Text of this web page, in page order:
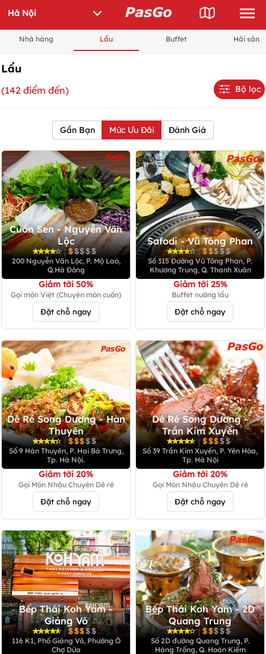
Nhà hàng Lẩu Buffet Hải sản
Lẩu
(142 điểm đến) Bộ lọc
Gần Bạn Mức Ưu Đãi Đánh Giá
Cuốn Sen - Nguyễn Văn
Lộc
|
200 Nguyễn Văn Lộc, P. Mộ Lao,
Q.Hà Đông
Giảm tới 50%
Gọi món Việt (Chuyên món cuốn)
Đặt chỗ ngay
Safodi - Vũ Tông Phan
|
Số 315 Đường Vũ Tông Phan, P.
Khương Trung, Q. Thanh Xuân
Giảm tới 25%
Buffet nướng lẩu
Đặt chỗ ngay
Dê Ré Song Dương - Hàn
Thuyên
|
Số 9 Hàn Thuyên, P. Hai Bà Trưng,
Tp. Hà Nội.
Giảm tới 20%
Gọi Món Nhậu Chuyên Dê ré
Đặt chỗ ngay
Dê Ré Song Dương -
Trần Kim Xuyến
|
Số 39 Trần Kim Xuyến, P. Yên Hòa,
Tp. Hà Nội
Giảm tới 20%
Gọi Món Nhậu Chuyên Dê ré
Đặt chỗ ngay
Bếp Thái Koh Yam -
Giảng Võ
|
116 K1, Phố Giảng Võ, Phường Ô
Chợ Dừa
Bếp Thái Koh Yam - 2D
Quang Trung
|
Số 2D đường Quang Trung, P.
Hàng Trống, Q. Hoàn Kiếm